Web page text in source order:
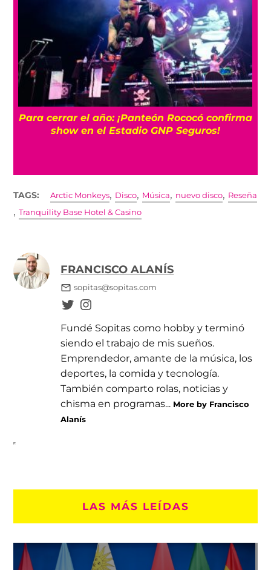
7 canciones para sumergirte en la dulce
melancolía de Elliott Smith
TAGS: Arctic Monkeys, Disco, Música, nuevo disco, Reseña
,Tranquility Base Hotel & Casino
FRANCISCO ALANÍS
sopitas@sopitas.com
Fundé Sopitas como hobby y terminó
siendo el trabajo de mis sueños.
Emprendedor, amante de la música, los
deportes, la comida y tecnología.
También comparto rolas, noticias y
chisma en programas... More by Francisco
Alanís
LAS MÁS LEÍDAS